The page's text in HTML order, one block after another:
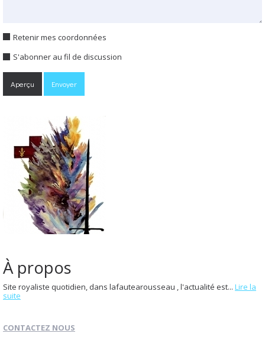
Retenir mes coordonnées
S'abonner au fil de discussion
À propos
Site royaliste quotidien, dans lafautearousseau , l'actualité est... Lire la
suite
CONTACTEZ NOUS